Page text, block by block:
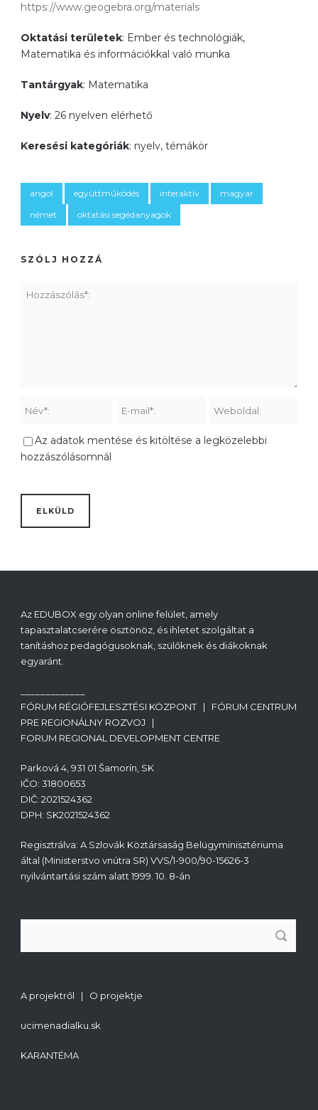
https://www.geogebra.org/materials
Oktatási területek: Ember és technológiák,
Matematika és információkkal való munka
Tantárgyak: Matematika
Nyelv: 26 nyelven elérhető
Keresési kategóriák: nyelv, témákör
angol együttműködés interaktív
magyar
német
oktatási segédanyagok
SZÓLJ HOZZÁ
Az adatok mentése és kitöltése a legközelebbi
hozzászólásomnál
Az EDUBOX egy olyan online felület, amely
tapasztalatcserére ösztönöz, és ihletet szolgáltat a
tanításhoz pedagógusoknak, szülőknek és diákoknak
egyaránt.
FÓRUM RÉGIÓFEJLESZTÉSI KÖZPONT | FÓRUM CENTRUM
PRE REGIONÁLNY ROZVOJ |
FORUM REGIONAL DEVELOPMENT CENTRE
Parková 4, 931 01 Šamorín, SK
IČO: 31800653
DIČ: 2021524362
DPH: SK2021524362
Regisztrálva: A Szlovák Köztársaság Belügyminisztériuma
által (Ministerstvo vnútra SR) VVS/1-900/90-15626-3
nyilvántartási szám alatt 1999. 10. 8-án
A projektről | O projektje
ucimenadialku.sk
KARANTÉMA